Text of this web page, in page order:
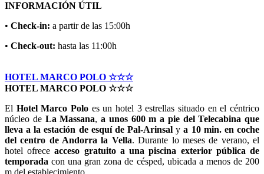
INFORMACIÓN ÚTIL
• Check-in: a partir de las 15:00h
• Check-out: hasta las 11:00h
HOTEL MARCO POLO ☆☆☆
HOTEL MARCO POLO ☆☆☆
El Hotel Marco Polo es un hotel 3 estrellas situado en el céntrico
núcleo de La Massana, a unos 600 m a pie del Telecabina que
lleva a la estación de esquí de Pal-Arinsal ya 10 min. en coche
del centro de Andorra la Vella. Durante lo meses de verano, el
hotel ofreceacceso gratuito a una piscina exterior pública de
temporada con una gran zona de césped, ubicada a menos de 200